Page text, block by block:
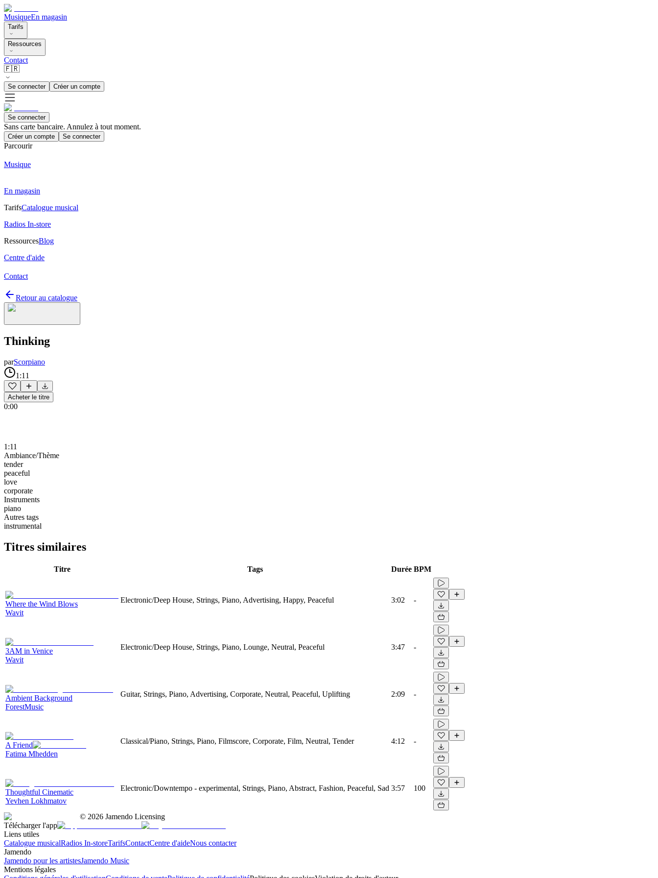
MusiqueEn magasin
Tarifs
Ressources
Contact
🇫🇷
Se connecter Créer un compte
Se connecter
Sans carte bancaire. Annulez à tout moment.
Créer un compte Se connecter
Parcourir
Musique
En magasin
TarifsCatalogue musical
Radios In-store
RessourcesBlog
Centre d'aide
Contact
Retour au catalogue
Thinking
parScorpiano
1:11
Acheter le titre
0:00
1:11
Ambiance/Thème
tender
peaceful
love
corporate
Instruments
piano
Autres tags
instrumental
Titres similaires
Titre Tags Durée BPM
Where the Wind Blows
Wavit
Electronic/Deep House, Strings, Piano, Advertising, Happy, Peaceful 3:02 -
3AM in Venice
Wavit
Electronic/Deep House, Strings, Piano, Lounge, Neutral, Peaceful 3:47 -
Ambient Background
ForestMusic
Guitar, Strings, Piano, Advertising, Corporate, Neutral, Peaceful, Uplifting 2:09 -
A Friend
Fatima Mhedden
Classical/Piano, Strings, Piano, Filmscore, Corporate, Film, Neutral, Tender 4:12 -
Thoughtful Cinematic
Yevhen Lokhmatov
Electronic/Downtempo - experimental, Strings, Piano, Abstract, Fashion, Peaceful, Sad 3:57 100
© 2026 Jamendo Licensing
Télécharger l'app
Liens utiles
Catalogue musicalRadios In-storeTarifsContactCentre d'aideNous contacter
Jamendo
Jamendo pour les artistesJamendo Music
Mentions légales